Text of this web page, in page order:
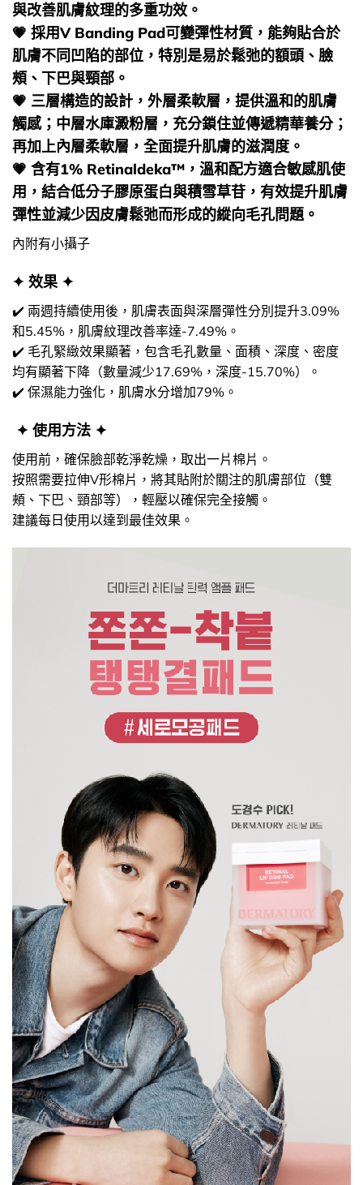
與改善肌膚紋理的多重功效。
💗 採用V Banding Pad可變彈性材質，能夠貼合於
肌膚不同凹陷的部位，特別是易於鬆弛的額頭、臉
頰、下巴與頸部。
💗 三層構造的設計，外層柔軟層，提供溫和的肌膚
觸感；中層水庫澱粉層，充分鎖住並傳遞精華養分；
再加上內層柔軟層，全面提升肌膚的滋潤度。
💗 含有1% Retinaldeka™，溫和配方適合敏感肌使
用，結合低分子膠原蛋白與積雪草苷，有效提升肌膚
彈性並減少因皮膚鬆弛而形成的縱向毛孔問題。
內附有小攝子
✦ 效果 ✦
✔️ 兩週持續使用後，肌膚表面與深層彈性分別提升3.09%
和5.45%，肌膚紋理改善率達-7.49%。
✔️ 毛孔緊緻效果顯著，包含毛孔數量、面積、深度、密度
均有顯著下降（數量減少17.69%，深度-15.70%）。
✔️ 保濕能力強化，肌膚水分增加79%。
✦ 使用方法 ✦
使用前，確保臉部乾淨乾燥，取出一片棉片。
按照需要拉伸V形棉片，將其貼附於關注的肌膚部位（雙
頰、下巴、頸部等），輕壓以確保完全接觸。
建議每日使用以達到最佳效果。